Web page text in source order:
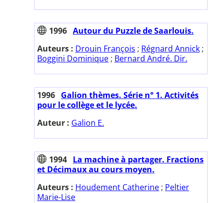
1996 Autour du Puzzle de Saarlouis.
Auteurs : Drouin François ; Régnard Annick ;
Boggini Dominique ; Bernard André. Dir.
1996 Galion thèmes. Série n° 1. Activités
pour le collège et le lycée.
Auteur : Galion E.
1994 La machine à partager. Fractions
et Décimaux au cours moyen.
Auteurs : Houdement Catherine ; Peltier
Marie-Lise